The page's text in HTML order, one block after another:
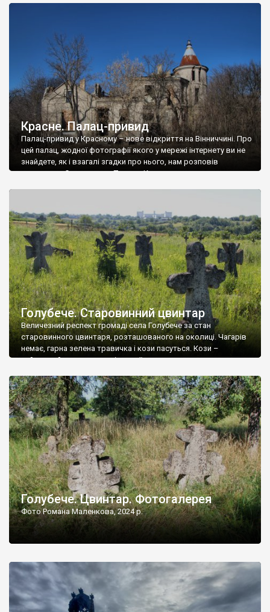
Красне. Палац-привид
Палац-привид у Красному – нове відкриття на Вінниччині. Про
цей палац, жодної фотографії якого у мережі інтернету ви не
знайдете, як і взагалі згадки про нього, нам розповів
мешканець Самгородка. Палац у Красному вразив не лише
Голубече. Старовинний цвинтар
Величезний респект громаді села Голубече за стан
старовинного цвинтаря, розташованого на околиці. Чагарів
немає, гарна зелена травичка і кози пасуться. Кози –
найкращий регулятор шкідливої, для старих кладовищ,
бруньками, кози ті бруньки обгризають, бо то улюблений
делікатес. На цвинтарі у Голубечому ціла колекція
різноманітних форм хрестів. Село відносно невелике, […]
Голубече. Цвинтар. Фотогалерея
Фото Романа Маленкова, 2024 р.